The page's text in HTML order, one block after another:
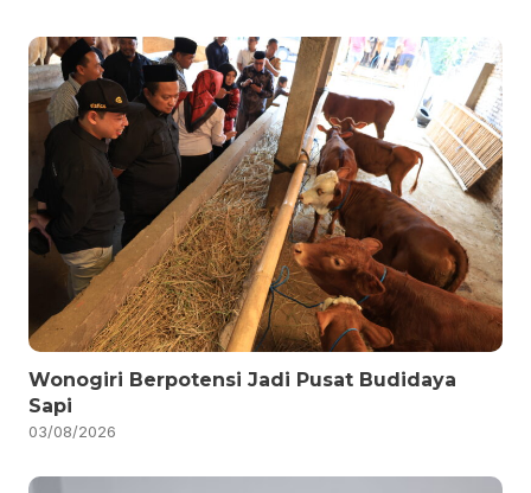
Wonogiri Berpotensi Jadi Pusat Budidaya
Sapi
03/08/2026